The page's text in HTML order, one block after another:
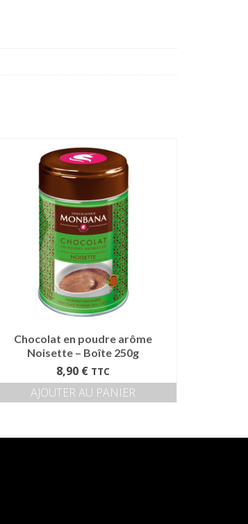
Chocolat en poudre arôme
Noisette – Boîte 250g
8,90 € TTC
AJOUTER AU PANIER